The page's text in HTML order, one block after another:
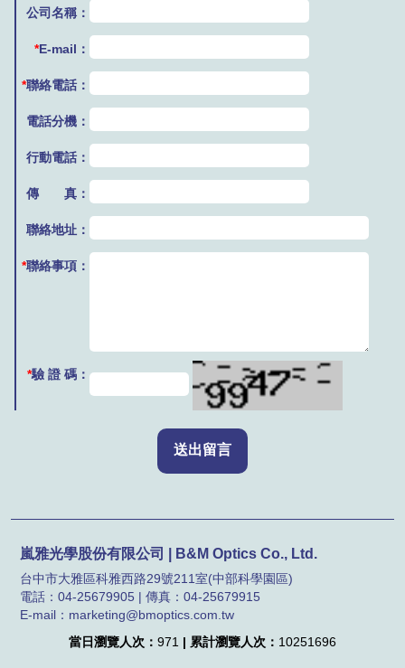
公司名稱：
*E-mail：
*聯絡電話：
電話分機：
行動電話：
傳 真：
聯絡地址：
*聯絡事項：
*驗 證 碼：
嵐雅光學股份有限公司 | B&M Optics Co., Ltd.
台中市大雅區科雅西路29號211室(中部科學園區)
電話：04-25679905 | 傳真：04-25679915
E-mail：marketing@bmoptics.com.tw
當日瀏覽人次： 971 | 累計瀏覽人次： 10251696